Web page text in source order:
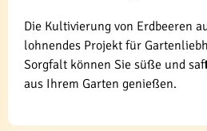
Die Kultivierung von Erdbeeren
lohnendes Projekt für
Sorgfalt können Sie süße und
aus Ihrem Garten genießen.